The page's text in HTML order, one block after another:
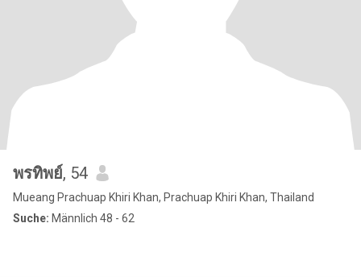
พรทิพย์, 54
Mueang Prachuap Khiri Khan, Prachuap Khiri Khan, Thailand
Suche: Männlich 48 - 62